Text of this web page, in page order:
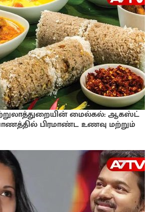
மைல்கல்: ஆகஸ்ட்
பிரமாண்ட உணவு மற்றும்